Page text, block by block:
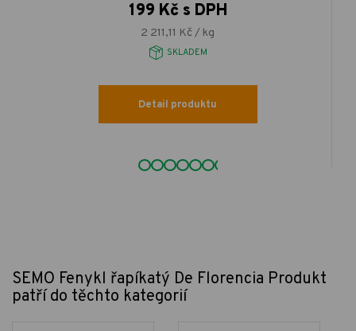
199 Kč s DPH
2 211,11 Kč / kg
SKLADEM
Detail produktu
SEMO Fenykl řapíkatý De Florencia Produkt
patří do těchto kategorií